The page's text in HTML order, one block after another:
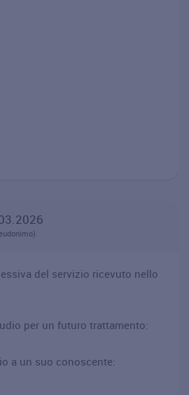
del servizio ricevuto nello
per un futuro trattamento:
a un suo conoscente: